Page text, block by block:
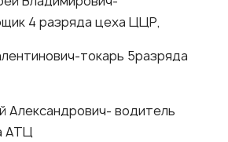
4 разряда цеха ЦЦР,
токарь 5разряда
Александрович- водитель
АТЦ